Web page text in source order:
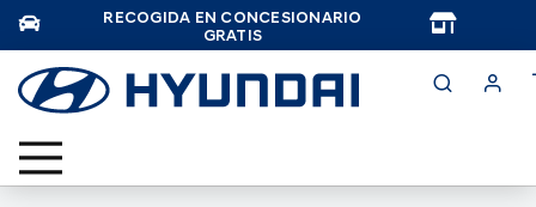
RECOGIDA EN CONCESIONARIO
GRATIS